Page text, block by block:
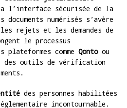
l’interface sécurisée de la
numérisés s’avère
rejets et les demandes de
le processus
comme Qontoou
des outils de vérification
des personnes habilitées
incontournable.